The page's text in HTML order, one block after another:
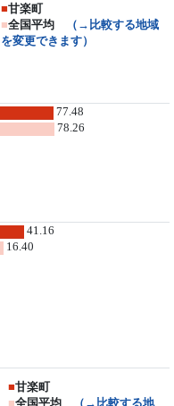
■甘楽町
■全国平均
（→比較する地域
を変更できます）
77.48
78.26
41.16
16.40
■甘楽町
■全国平均
（→比較する地